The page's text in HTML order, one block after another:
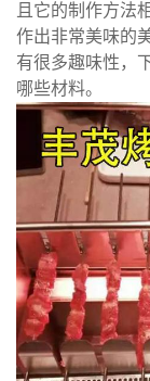
且它的制作方法
作出非常美味的
有很多趣味性，
哪些材料。